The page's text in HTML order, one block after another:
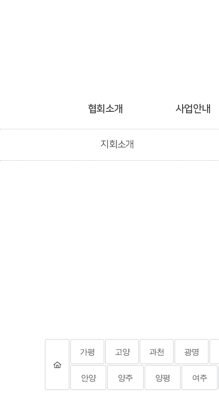
협회소개 사업안내
지회소개
가평 고양 과천 광명
안양 양주 양평 여주